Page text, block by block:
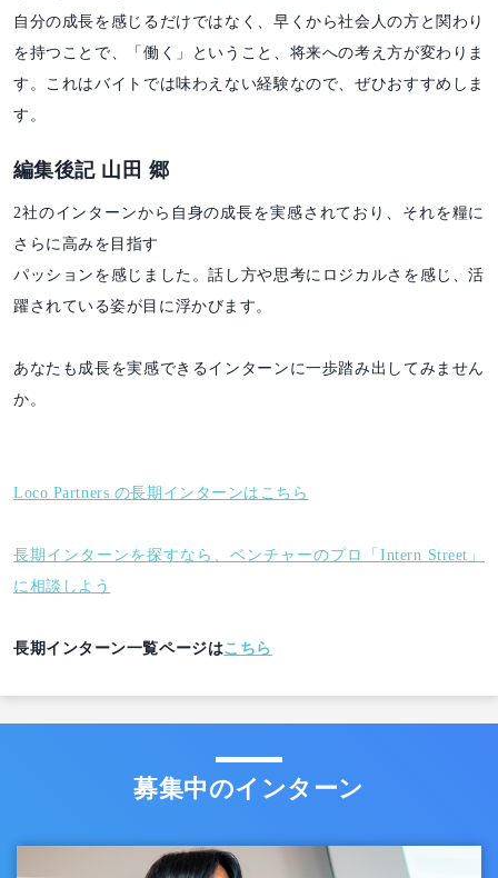
自分の成長を感じるだけではなく、早くから社会人の方と関わり
を持つことで、「働く」ということ、将来への考え方が変わりま
す。これはバイトでは味わえない経験なので、ぜひおすすめしま
す。
編集後記 山田 郷
2社のインターンから自身の成長を実感されており、それを糧に
さらに高みを目指す
パッションを感じました。話し方や思考にロジカルさを感じ、活
躍されている姿が目に浮かびます。
あなたも成長を実感できるインターンに一歩踏み出してみません
か。
Loco Partners の長期インターンはこちら
長期インターンを探すなら、ベンチャーのプロ「Intern Street」
に相談しよう
長期インターン一覧ページはこちら
募集中のインターン